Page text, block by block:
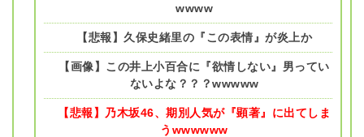
wwww
【悲報】久保史緒里の『この表情』が炎上か
【画像】この井上小百合に『欲情しない』男ってい
ないよな？？？wwwww
【悲報】乃木坂46、期別人気が『顕著』に出てしま
うwwwwww